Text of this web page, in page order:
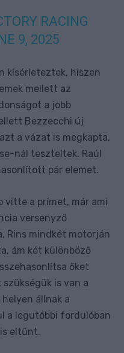
RACING
9, 2025
kísérleteztek, hiszen
mellett az
a jobb
Bezzecchi új
a vázat is megkapta,
nál teszteltek. Raúl
pár elemet.
vitte a prímet, már ami
versenyző
Rins mindkét motorján
ám két különböző
őket
is van a
állnak a
a legutóbbi fordulóban
eltűnt.